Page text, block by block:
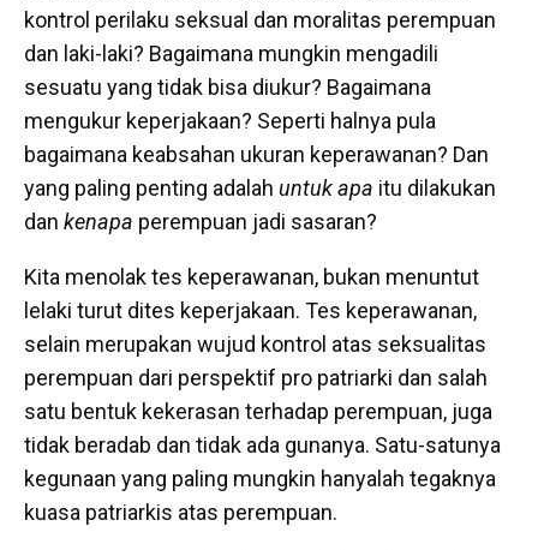
kontrol perilaku seksual dan moralitas perempuan
dan laki-laki? Bagaimana mungkin mengadili
sesuatu yang tidak bisa diukur? Bagaimana
mengukur keperjakaan? Seperti halnya pula
bagaimana keabsahan ukuran keperawanan? Dan
yang paling penting adalah untuk apa itu dilakukan
dan kenapa perempuan jadi sasaran?
Kita menolak tes keperawanan, bukan menuntut
lelaki turut dites keperjakaan. Tes keperawanan,
selain merupakan wujud kontrol atas seksualitas
perempuan dari perspektif pro patriarki dan salah
satu bentuk kekerasan terhadap perempuan, juga
tidak beradab dan tidak ada gunanya. Satu-satunya
kegunaan yang paling mungkin hanyalah tegaknya
kuasa patriarkis atas perempuan.